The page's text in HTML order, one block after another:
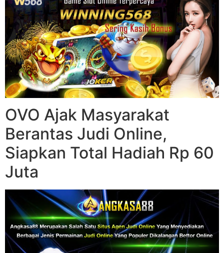
OVO Ajak Masyarakat
Berantas Judi Online,
Siapkan Total Hadiah Rp 60
Juta